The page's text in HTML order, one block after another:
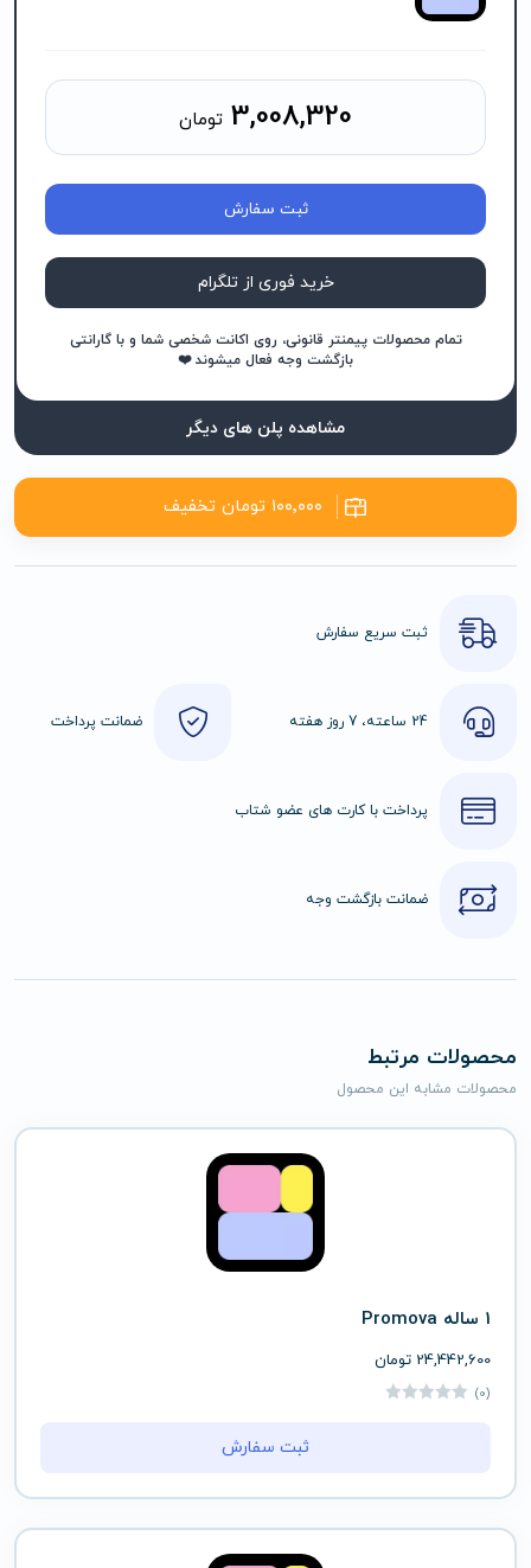
3,008,320 تومان
ثبت سفارش
خرید فوری از تلگرام
تمام محصولات پیمنتر قانونی، روی اکانت شخصی شما و با گارانتی
بازگشت وجه فعال میشوند ❤️
مشاهده پلن های دیگر
۱۰۰٬۰۰۰ تومان تخفیف
ثبت سریع سفارش
24 ساعته، 7 روز هفته ضمانت پرداخت
پرداخت با کارت های عضو شتاب
ضمانت بازگشت وجه
محصولات مرتبط
محصولات مشابه این محصول
1 ساله Promova
24,442,600 تومان
(0)
ثبت سفارش